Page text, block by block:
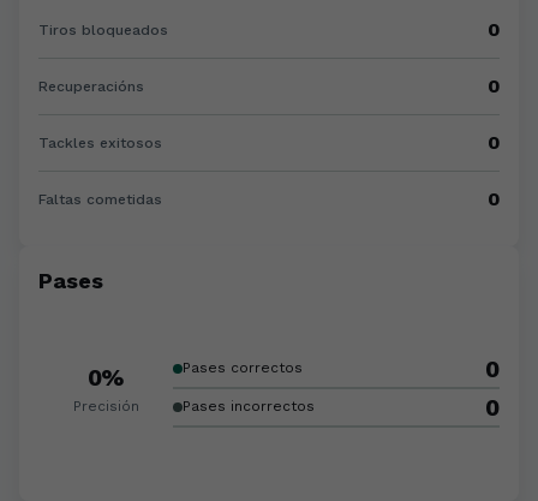
Tiros bloqueados 0
Recuperacións 0
Tackles exitosos 0
Faltas cometidas 0
Pases
0%
Precisión
Pases correctos 0
Pases incorrectos 0